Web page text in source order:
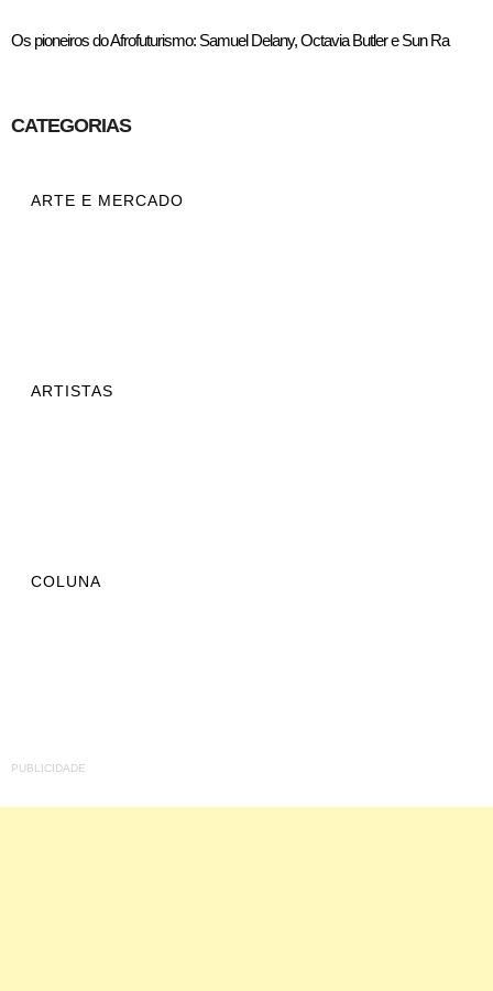
Os pioneiros do Afrofuturismo: Samuel Delany, Octavia Butler e Sun Ra
CATEGORIAS
ARTE E MERCADO
ARTISTAS
COLUNA
PUBLICIDADE